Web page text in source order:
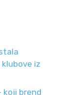
iz
koji brend